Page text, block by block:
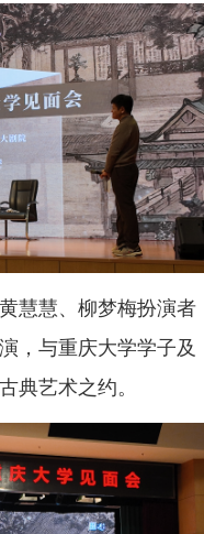
慧慧、柳梦梅扮演者
，与重庆大学学子及
典艺术之约。